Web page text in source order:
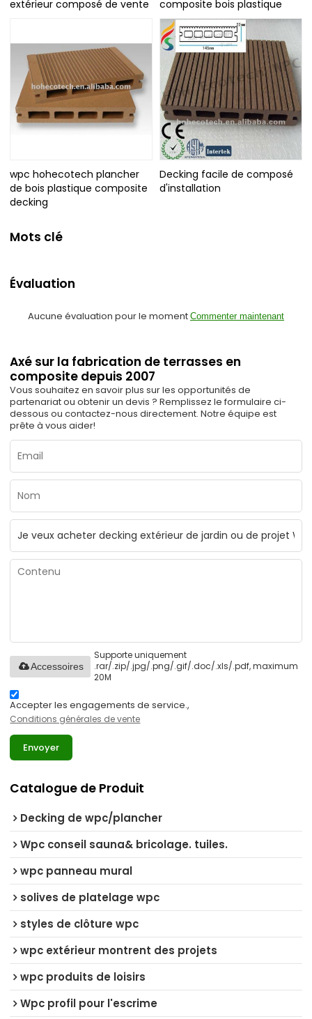
extérieur composé de vente composite bois plastique
wpc hohecotech plancher
de bois plastique composite
decking
Decking facile de composé
d'installation
Mots clé
Évaluation
Aucune évaluation pour le moment Commenter maintenant
Axé sur la fabrication de terrasses en
composite depuis 2007
Vous souhaitez en savoir plus sur les opportunités de
partenariat ou obtenir un devis ? Remplissez le formulaire ci-
dessous ou contactez-nous directement. Notre équipe est
prête à vous aider!
Supporte uniquement
.rar/.zip/.jpg/.png/.gif/.doc/.xls/.pdf, maximum
20M
Accessoires
Accepter les engagements de service.,
Conditions générales de vente
Envoyer
Catalogue de Produit
Decking de wpc/plancher
Wpc conseil sauna& bricolage. tuiles.
wpc panneau mural
solives de platelage wpc
styles de clôture wpc
wpc extérieur montrent des projets
wpc produits de loisirs
Wpc profil pour l'escrime